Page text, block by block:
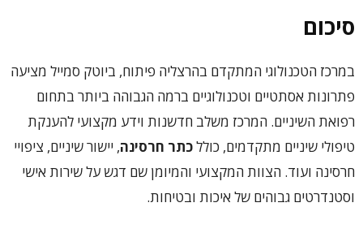
סיכום
במרכז הטכנולוגי המתקדם בהרצליה פיתוח, ביוטק סמייל מציעה
פתרונות אסתטיים וטכנולוגיים ברמה הגבוהה ביותר בתחום
רפואת השיניים. המרכז משלב חדשנות וידע מקצועי להענקת
טיפולי שיניים מתקדמים, כוללכתר חרסינה, יישור שיניים, ציפויי
חרסינה ועוד. הצוות המקצועי והמיומן שם דגש על שירות אישי
וסטנדרטים גבוהים של איכות ובטיחות.